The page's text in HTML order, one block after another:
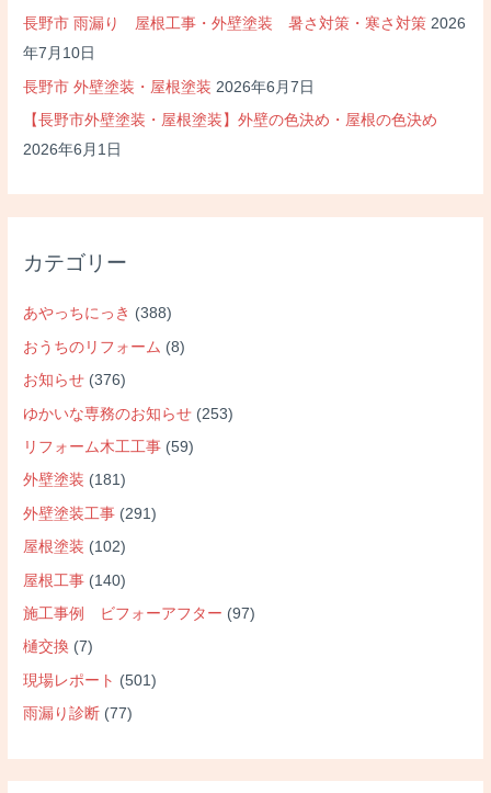
長野市 雨漏り 屋根工事・外壁塗装 暑さ対策・寒さ対策 2026
年7月10日
長野市 外壁塗装・屋根塗装 2026年6月7日
【長野市外壁塗装・屋根塗装】外壁の色決め・屋根の色決め
2026年6月1日
カテゴリー
あやっちにっき (388)
おうちのリフォーム (8)
お知らせ (376)
ゆかいな専務のお知らせ (253)
リフォーム木工工事 (59)
外壁塗装 (181)
外壁塗装工事 (291)
屋根塗装 (102)
屋根工事 (140)
施工事例 ビフォーアフター (97)
樋交換 (7)
現場レポート (501)
雨漏り診断 (77)
ー
セ
イ